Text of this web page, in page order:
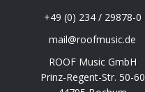
+49 (0) 234 / 29878-0
mail@roofmusic.de
ROOF Music GmbH
Prinz-Regent-Str. 50-60